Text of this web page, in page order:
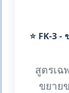
⭐ FK-3
สูตรเฉ
ขยาย